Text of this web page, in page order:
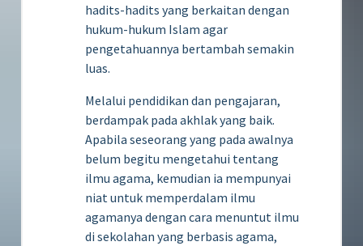
hadits-hadits yang berkaitan dengan
hukum-hukum Islam agar
pengetahuannya bertambah semakin
luas.
Melalui pendidikan dan pengajaran,
berdampak pada akhlak yang baik.
Apabila seseorang yang pada awalnya
belum begitu mengetahui tentang
ilmu agama, kemudian ia mempunyai
niat untuk memperdalam ilmu
agamanya dengan cara menuntut ilmu
di sekolahan yang berbasis agama,